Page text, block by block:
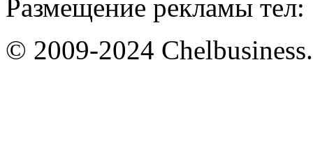
Размещение рекламы
© 2009-2024